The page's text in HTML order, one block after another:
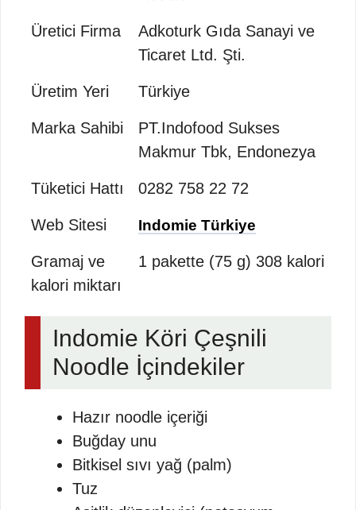
Üretici Firma
Adkoturk Gıda Sanayi ve
Ticaret Ltd. Şti.
Üretim Yeri Türkiye
Marka Sahibi
PT.Indofood Sukses
Makmur Tbk, Endonezya
Tüketici Hattı 0282 758 22 72
Web Sitesi Indomie Türkiye
Gramaj ve
kalori miktarı
1 pakette (75 g) 308 kalori
Indomie Köri Çeşnili
Noodle İçindekiler
Hazır noodle içeriği
Buğday unu
Bitkisel sıvı yağ (palm)
Tuz